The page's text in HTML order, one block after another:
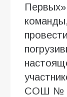
СОШ №